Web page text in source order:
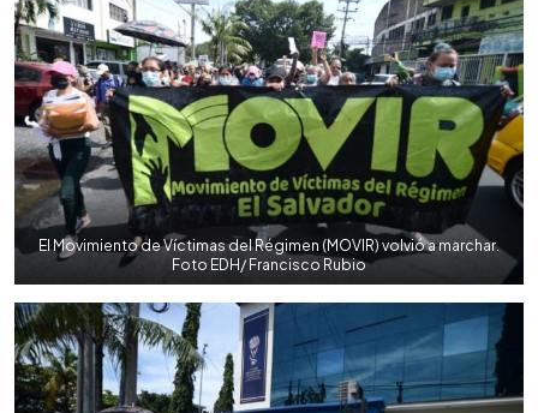
El Movimiento de Víctimas del Régimen (MOVIR) volvió a marchar.
Foto EDH/ Francisco Rubio